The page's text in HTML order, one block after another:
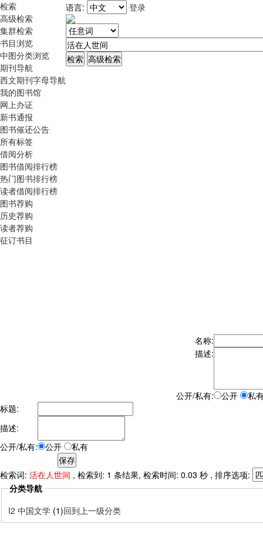
检索
高级检索
集群检索
书目浏览
中图分类浏览
期刊导航
西文期刊字母导航
我的图书馆
网上办证
新书通报
图书催还公告
所有标签
借阅分析
图书借阅排行榜
热门图书排行榜
读者借阅排行榜
图书荐购
历史荐购
读者荐购
征订书目
语言: 登录
名称:
描述:
公开/私有: 公开
私
标题:
描述:
公开/私有:
公开 私有
检索词: 活在人世间 , 检索到: 1 条结果, 检索时间: 0.03 秒 , 排序选项:
分类导航
I2 中国文学 (1)回到上一级分类